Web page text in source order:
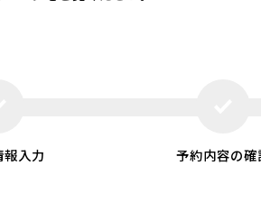
入力 予約内容の確